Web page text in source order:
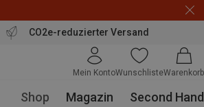
CO2e-reduzierter Versand
Mein KontoWunschlisteWarenkorb
Shop Magazin Second Hand